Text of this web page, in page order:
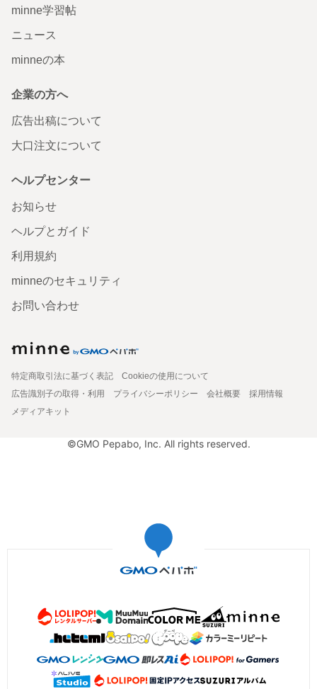
minne学習帖
ニュース
minneの本
企業の方へ
広告出稿について
大口注文について
ヘルプセンター
お知らせ
ヘルプとガイド
利用規約
minneのセキュリティ
お問い合わせ
特定商取引法に基づく表記
Cookieの使用について
広告識別子の取得・利用
プライバシーポリシー 会社概要
採用情報
メディアキット
©GMO Pepabo, Inc. All rights reserved.